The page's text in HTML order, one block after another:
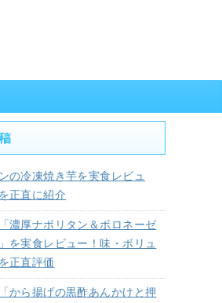
の冷凍焼き芋を実食レビュ
正直に紹介
濃厚ナポリタン＆ボロネーゼ
を実食レビュー！味・ボリュ
正直評価
から揚げの黒酢あんかけと押